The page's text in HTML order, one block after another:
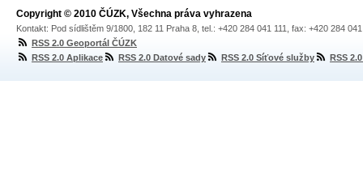
Copyright © 2010 ČÚZK, Všechna práva vyhrazena
Kontakt: Pod sídlištěm 9/1800, 182 11 Praha 8, tel.: +420 284 041 111, fax: +420 284
RSS 2.0 Geoportál ČÚZK
RSS 2.0 Aplikace
RSS 2.0 Datové sady RSS 2.0 Síťové služby RSS